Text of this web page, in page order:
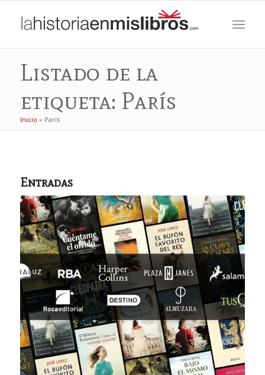
Listado de la
etiqueta: París
Inicio » París
Entradas